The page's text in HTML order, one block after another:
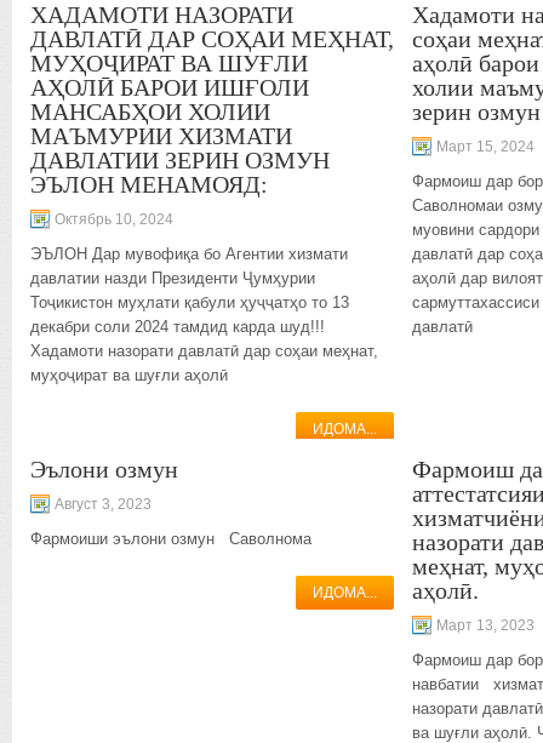
ХАДАМОТИ НАЗОРАТИ
ДАВЛАТӢ ДАР СОҲАИ МЕҲНАТ,
МУҲОҶИРАТ ВА ШУҒЛИ
АҲОЛӢ БАРОИ ИШҒОЛИ
МАНСАБҲОИ ХОЛИИ
МАЪМУРИИ ХИЗМАТИ
ДАВЛАТИИ ЗЕРИН ОЗМУН
ЭЪЛОН МЕНАМОЯД:
Октябрь 10, 2024
ЭЪЛОН Дар мувофиқа бо Агентии хизмати
давлатии назди Президенти Ҷумҳурии
Тоҷикистон муҳлати қабули ҳуҷҷатҳо то 13
декабри соли 2024 тамдид карда шуд!!!
Хадамоти назорати давлатӣ дар соҳаи меҳнат,
муҳоҷират ва шуғли аҳолӣ
ИДОМА...
Хадамоти
соҳаи
аҳолӣ
холии
зерин
Март 15, 2024
Фармоиш дар
Саволномаи
муовини
давлатӣ дар
аҳолӣ дар
давлатӣ
Эълони озмун
Август 3, 2023
Фармоиши эълони озмун Саволнома
ИДОМА...
Фармоиш
назорати
меҳнат,
аҳолӣ.
Март 13, 2023
Фармоиш дар
навбатии
назорати
ва шуғли аҳолӣ.